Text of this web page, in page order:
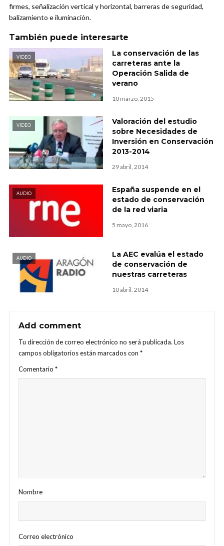
firmes, señalización vertical y horizontal, barreras de seguridad,
balizamiento e iluminación.
También puede interesarte
VIDEO
La conservación de las
carreteras ante la
Operación Salida de
verano
10 marzo, 2015
VIDEO
Valoración del estudio
sobre Necesidades de
Inversión en Conservación
2013-2014
29 abril, 2014
AUDIO
España suspende en el
estado de conservación
de la red viaria
5 mayo, 2016
AUDIO
La AEC evalúa el estado
de conservación de
nuestras carreteras
10 abril, 2014
Add comment
Tu dirección de correo electrónico no será publicada. Los
campos obligatorios están marcados con *
Comentario *
Nombre
Correo electrónico